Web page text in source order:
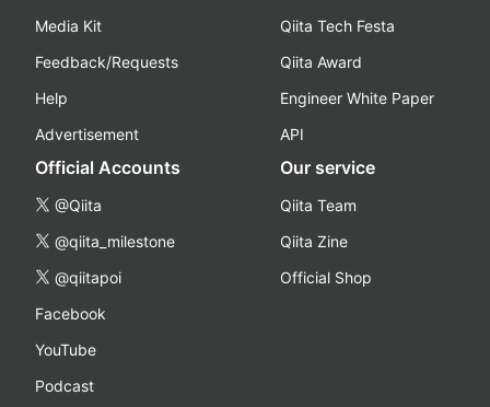
Media Kit
Feedback/Requests
Help
Advertisement
Qiita Tech Festa
Qiita Award
Engineer White Paper
API
Official Accounts
@Qiita
@qiita_milestone
@qiitapoi
Facebook
YouTube
Podcast
Our service
Qiita Team
Qiita Zine
Official Shop